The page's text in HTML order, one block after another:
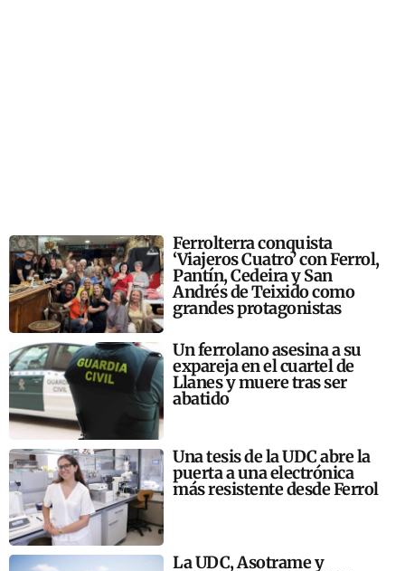
Ferrolterra conquista
‘Viajeros Cuatro’ con Ferrol,
Pantín, Cedeira y San
Andrés de Teixido como
grandes protagonistas
Un ferrolano asesina a su
expareja en el cuartel de
Llanes y muere tras ser
abatido
Una tesis de la UDC abre la
puerta a una electrónica
más resistente desde Ferrol
La UDC, Asotrame y